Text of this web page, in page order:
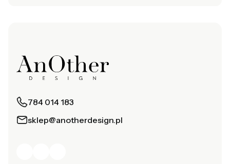
784 014 183
sklep@anotherdesign.pl